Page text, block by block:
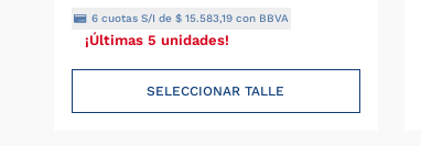
6 cuotas S/I de$ 15.583,19 con BBVA
¡Últimas 5 unidades!
SELECCIONAR TALLE